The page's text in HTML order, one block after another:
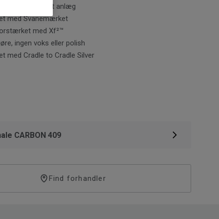
i vores eget anlæg
med Svanemærket
med Xf²™
ingen voks eller polish
med Cradle to Cradle Silver
CARBON 409
Find forhandler